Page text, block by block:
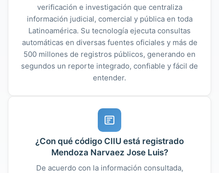
verificación e investigación que centraliza
información judicial, comercial y pública en toda
Latinoamérica. Su tecnología ejecuta consultas
automáticas en diversas fuentes oficiales y más de
500 millones de registros públicos, generando en
segundos un reporte integrado, confiable y fácil de
entender.
¿Con qué código CIIU está registrado
Mendoza Narvaez Jose Luis?
De acuerdo con la información consultada,